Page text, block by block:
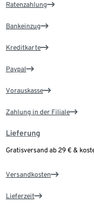
Ratenzahlung
Bankeinzug
Kreditkarte
Paypal
Vorauskasse
Zahlung in der Filiale
Lieferung
Gratisversand ab 29 € &
Versandkosten
Lieferzeit